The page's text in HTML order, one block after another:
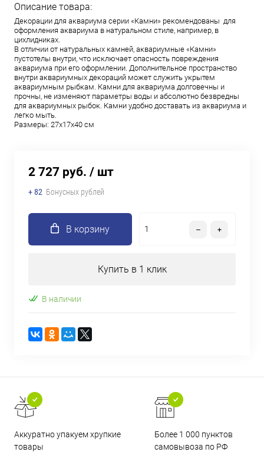
Описание товара:
Декорации для аквариума серии «Камни» рекомендованы для
оформления аквариума в натуральном стиле, например, в
цихлидниках.
В отличии от натуральных камней, аквариумные «Камни»
пустотелы внутри, что исключает опасность повреждения
аквариума при его оформлении. Дополнительное пространство
внутри аквариумных декораций может служить укрытем
аквариумным рыбкам. Камни для аквариума долговечны и
прочны, не изменяют параметры воды и абсолютно безвредны
для аквариумных рыбок. Камни удобно доставать из аквариума и
легко мыть.
Размеры: 27х17х40 см
2 727 руб. / шт
+ 82 Бонусных рублей
В корзину
Купить в 1 клик
В наличии
Аккуратно упакуем хрупкие
товары
Более 1 000 пунктов
самовывоза по РФ